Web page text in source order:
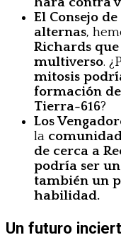
El Consejo
alternas,
Richards
multiverso.
mitosis
formación
Tierra-616?
Los
la
de cerca a
podría ser
también un
habilidad.
Un futuro